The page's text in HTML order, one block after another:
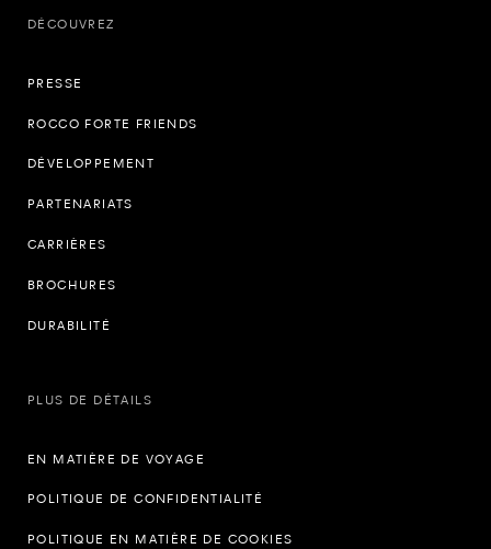
DÉCOUVREZ
PRESSE
ROCCO FORTE FRIENDS
DÉVELOPPEMENT
PARTENARIATS
CARRIÈRES
BROCHURES
DURABILITÉ
PLUS DE DÉTAILS
EN MATIÈRE DE VOYAGE
POLITIQUE DE CONFIDENTIALITÉ
POLITIQUE EN MATIÈRE DE COOKIES